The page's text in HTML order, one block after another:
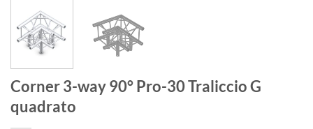
Corner 3-way 90° Pro-30 Traliccio G
quadrato